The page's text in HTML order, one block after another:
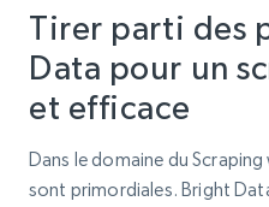
Tirer parti des
Data pour un
et efficace
Dans le domaine du
sont primordiales. Bright